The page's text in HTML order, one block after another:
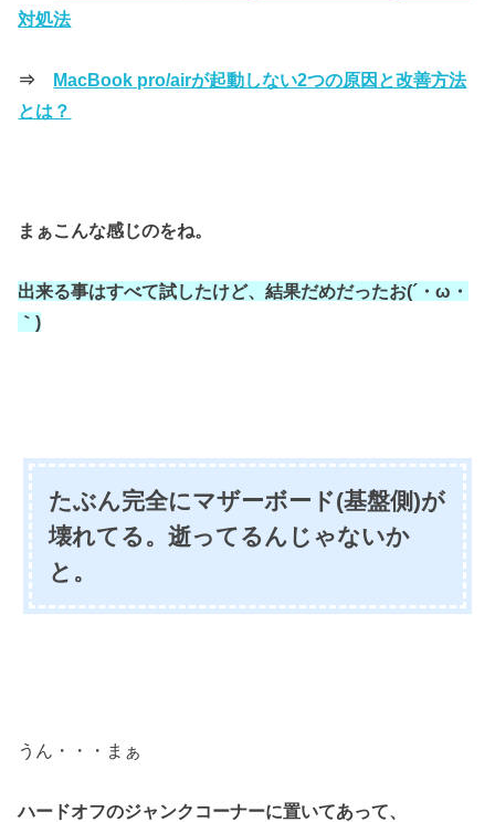
対処法
⇒ MacBook pro/airが起動しない2つの原因と改善方法
とは？
まぁこんな感じのをね。
出来る事はすべて試したけど、結果だめだったお(´・ω・
｀)
たぶん完全にマザーボード(基盤側)が
壊れてる。逝ってるんじゃないか
と。
うん・・・まぁ
ハードオフのジャンクコーナーに置いてあって、